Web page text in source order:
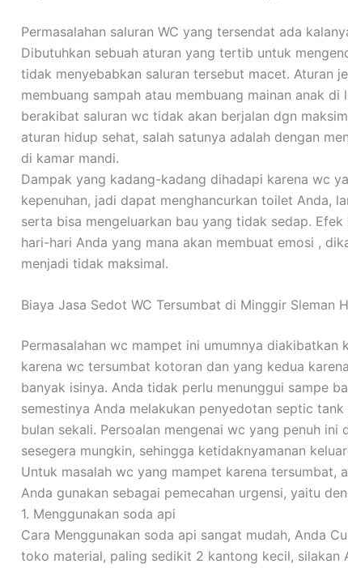
Permasalahan saluran WC yang tersendat ada
Dibutuhkan sebuah aturan yang tertib untuk
tidak menyebabkan saluran tersebut macet. Aturan
membuang sampah atau membuang mainan anak di
berakibat saluran wc tidak akan berjalan dgn
aturan hidup sehat, salah satunya adalah dengan
di kamar mandi.
Dampak yang kadang-kadang dihadapi karena wc
kepenuhan, jadi dapat menghancurkan toilet Anda,
serta bisa mengeluarkan bau yang tidak sedap.
hari-hari Anda yang mana akan membuat emosi ,
menjadi tidak maksimal.
Biaya Jasa Sedot WC Tersumbat di Minggir Sleman
Permasalahan wc mampet ini umumnya diakibatkan
karena wc tersumbat kotoran dan yang kedua
banyak isinya. Anda tidak perlu menunggui sampe
semestinya Anda melakukan penyedotan septic
bulan sekali. Persoalan mengenai wc yang penuh ini
sesegera mungkin, sehingga ketidaknyamanan
Untuk masalah wc yang mampet karena tersumbat,
Anda gunakan sebagai pemecahan urgensi, yaitu
1. Menggunakan soda api
Cara Menggunakan soda api sangat mudah, Anda
toko material, paling sedikit 2 kantong kecil, silakan